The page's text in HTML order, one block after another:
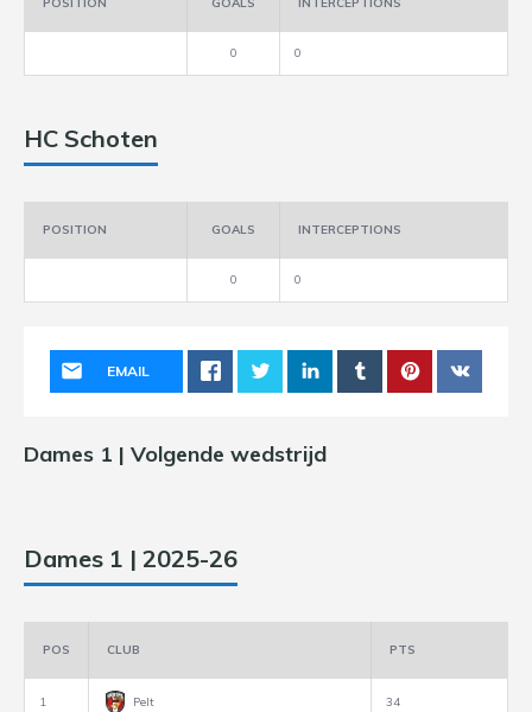
0 0
HC Schoten
POSITION GOALS INTERCEPTIONS
0 0
EMAIL
Dames 1 | Volgende wedstrijd
Dames 1 | 2025-26
POS CLUB PTS
1 Pelt 34